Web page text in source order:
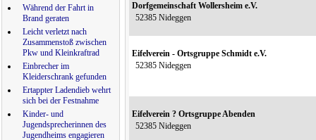
Während der Fahrt in
Brand geraten
Leicht verletzt nach
Zusammenstoß zwischen
Pkw und Kleinkraftrad
Einbrecher im
Kleiderschrank gefunden
Ertappter Ladendieb wehrt
sich bei der Festnahme
Kinder- und
Jugendsprecherinnen des
Jugendheims engagieren
Dorfgemeinschaft Wollersheim e.V.
52385 Nideggen
Eifelverein - Ortsgruppe Schmidt e.V.
52385 Nideggen
Eifelverein ? Ortsgruppe Abenden
52385 Nideggen